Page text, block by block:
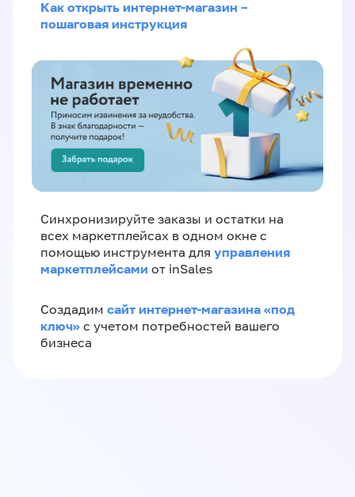
Как открыть интернет-магазин –
пошаговая инструкция
Синхронизируйте заказы и остатки на
всех маркетплейсах в одном окне с
помощью инструмента для управления
маркетплейсами от inSales
Создадим сайт интернет-магазина «под
ключ» с учетом потребностей вашего
бизнеса